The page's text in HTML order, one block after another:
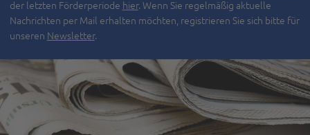
der letzten Förderperiode hier. Wenn Sie regelmäßig aktuelle
Nachrichten per Mail erhalten möchten, registrieren Sie sich bitte für
unseren Newsletter.